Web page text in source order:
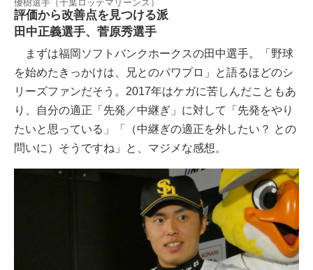
優樹選手（千葉ロッテマリーンズ）
評価から改善点を見つける派
田中正義選手、菅原秀選手
まずは福岡ソフトバンクホークスの田中選手。「野球
を始めたきっかけは、兄とのパワプロ」と語るほどのシ
リーズファンだそう。2017年はケガに苦しんだこともあ
り、自分の適正「先発／中継ぎ」に対して「先発をやり
たいと思っている」「（中継ぎの適正を外したい？ との
問いに）そうですね」と、マジメな感想。